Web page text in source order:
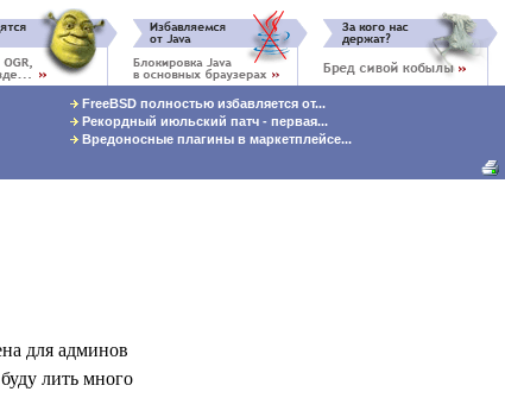
FreeBSD полностью избавляется от...
Рекордный июльский патч - первая...
Вредоносные плагины в маркетплейсе...
для админов
лить много